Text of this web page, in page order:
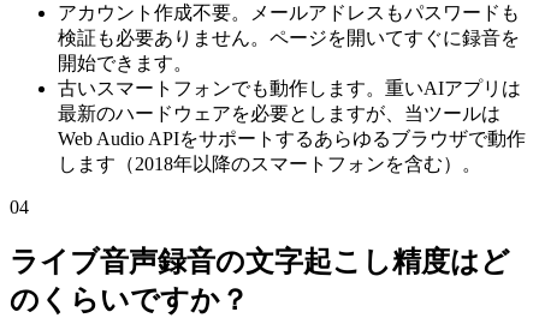
アカウント作成不要。メールアドレスもパスワードも
検証も必要ありません。ページを開いてすぐに録音を
開始できます。
古いスマートフォンでも動作します。重いAIアプリは
最新のハードウェアを必要としますが、当ツールは
Web Audio APIをサポートするあらゆるブラウザで動作
します（2018年以降のスマートフォンを含む）。
04
ライブ音声録音の文字起こし精度はど
のくらいですか？